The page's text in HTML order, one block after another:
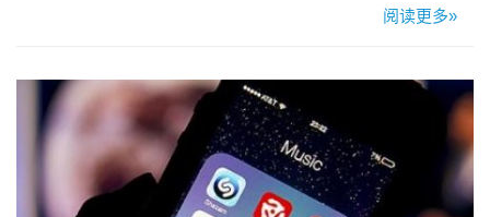
上架费用 App上架苹果应用商店，App上架和审核本身是不需要
的，个人开发者账号为…
阅读更多»